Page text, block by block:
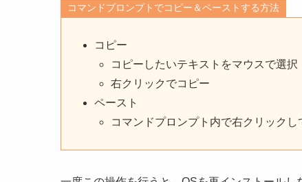
コマンドプロンプトでコピー＆ペーストする方法
コピー
コピーしたいテキストをマウスで選択
右クリックでコピー
ペースト
コマンドプロンプト内で右クリックし